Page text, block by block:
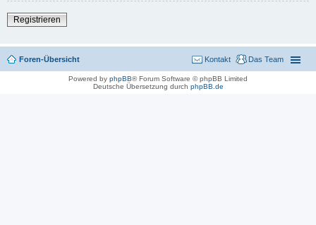
Registrieren
Foren-Übersicht Das Team
Kontakt
Powered by phpBB® Forum Software © phpBB Limited
Deutsche Übersetzung durch phpBB.de